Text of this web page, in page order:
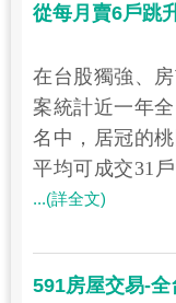
從每月賣6戶跳
在台股獨強、
案統計近一年
名中，居冠的
平均可成交31
...(詳全文)
591房屋交易-